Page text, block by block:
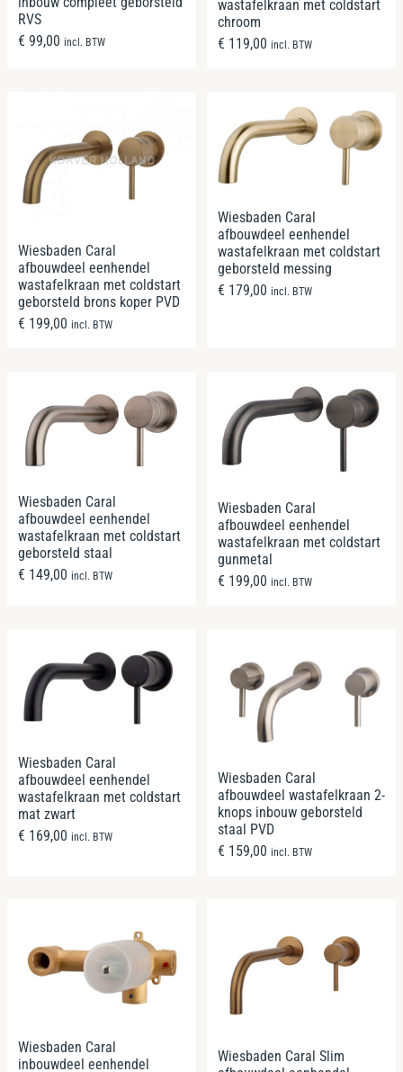
RVS
€ 99,00 incl. BTW
wastafelkraan met coldstart
chroom
€ 119,00 incl. BTW
Wiesbaden Caral
afbouwdeel eenhendel
wastafelkraan met coldstart
geborsteld brons koper PVD
€ 199,00 incl. BTW
Wiesbaden Caral
afbouwdeel eenhendel
wastafelkraan met coldstart
geborsteld messing
€ 179,00 incl. BTW
Wiesbaden Caral
afbouwdeel eenhendel
wastafelkraan met coldstart
geborsteld staal
€ 149,00 incl. BTW
Wiesbaden Caral
afbouwdeel eenhendel
wastafelkraan met coldstart
gunmetal
€ 199,00 incl. BTW
Wiesbaden Caral
afbouwdeel eenhendel
wastafelkraan met coldstart
mat zwart
€ 169,00 incl. BTW
Wiesbaden Caral
afbouwdeel wastafelkraan 2-
knops inbouw geborsteld
staal PVD
€ 159,00 incl. BTW
Wiesbaden Caral
inbouwdeel eenhendel
Wiesbaden Caral Slim